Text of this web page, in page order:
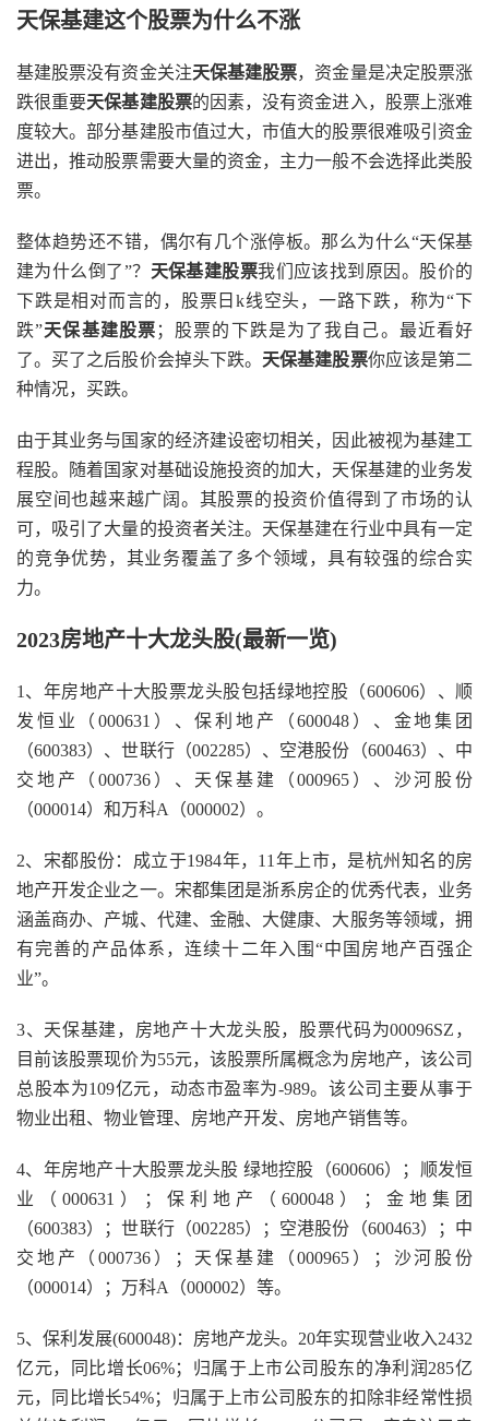
天保基建这个股票为什么不涨
基建股票没有资金关注天保基建股票，资金量是决定股票涨
跌很重要天保基建股票的因素，没有资金进入，股票上涨难
度较大。部分基建股市值过大，市值大的股票很难吸引资金
进出，推动股票需要大量的资金，主力一般不会选择此类股
票。
整体趋势还不错，偶尔有几个涨停板。那么为什么“天保基
建为什么倒了”？ 天保基建股票我们应该找到原因。股价的
下跌是相对而言的，股票日k线空头，一路下跌，称为“下
跌”天保基建股票 ；股票的下跌是为了我自己。最近看好
了。买了之后股价会掉头下跌。 天保基建股票你应该是第二
种情况，买跌。
由于其业务与国家的经济建设密切相关，因此被视为基建工
程股。随着国家对基础设施投资的加大，天保基建的业务发
展空间也越来越广阔。其股票的投资价值得到了市场的认
可，吸引了大量的投资者关注。天保基建在行业中具有一定
的竞争优势，其业务覆盖了多个领域，具有较强的综合实
力。
2023房地产十大龙头股(最新一览)
1、年房地产十大股票龙头股包括绿地控股（600606）、顺
发恒业（000631）、保利地产（600048）、金地集团
（600383）、世联行（002285）、空港股份（600463）、中
交地产（000736）、天保基建（000965）、沙河股份
（000014）和万科A（000002）。
2、宋都股份：成立于1984年，11年上市，是杭州知名的房
地产开发企业之一。宋都集团是浙系房企的优秀代表，业务
涵盖商办、产城、代建、金融、大健康、大服务等领域，拥
有完善的产品体系，连续十二年入围“中国房地产百强企
业”。
3、天保基建，房地产十大龙头股，股票代码为00096SZ，
目前该股票现价为55元，该股票所属概念为房地产，该公司
总股本为109亿元，动态市盈率为-989。该公司主要从事于
物业出租、物业管理、房地产开发、房地产销售等。
4、年房地产十大股票龙头股 绿地控股（600606）；顺发恒
业（000631）；保利地产（600048）；金地集团
（600383）；世联行（002285）；空港股份（600463）；中
交地产（000736）；天保基建（000965）；沙河股份
（000014）；万科A（000002）等。
5、保利发展(600048)：房地产龙头。20年实现营业收入2432
亿元，同比增长06%；归属于上市公司股东的净利润285亿
元，同比增长54%；归属于上市公司股东的扣除非经常性损